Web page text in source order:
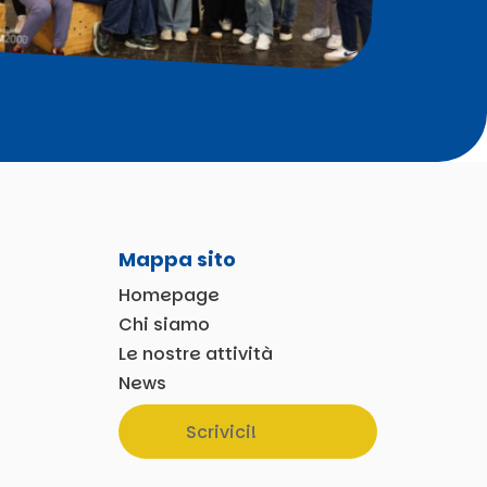
Mappa sito
Homepage
Chi siamo
Le nostre attività
News
Scrivici!